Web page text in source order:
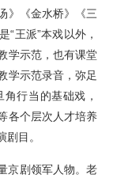
》《金水桥》《三
王派”本戏以外，
学示范，也有课堂
学示范录音，弥足
行当的基础戏，
各个层次人才培养
目。
京剧领军人物。老